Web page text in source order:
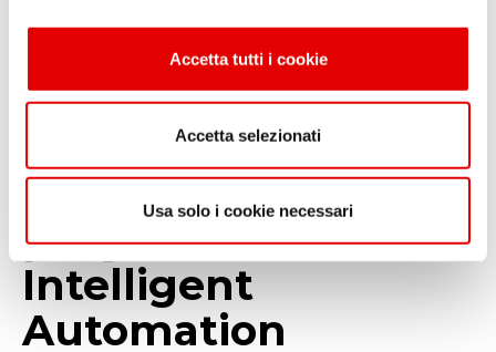
Accetta tutti i cookie
Accetta selezionati
Usa solo i cookie necessari
implementare un
programma di
Intelligent
Automation